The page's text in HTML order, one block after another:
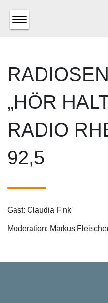
„HÖR
RADIO
92,5
Gast: Claudia Fink
Moderation: Markus